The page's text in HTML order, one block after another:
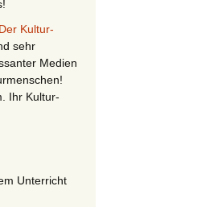
Kultur-
sehr
Medien
Ihr Kultur-
Unterricht